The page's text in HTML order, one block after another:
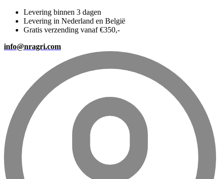
Levering binnen 3 dagen
Levering in Nederland en België
Gratis verzending vanaf €350,-
info@nragri.com